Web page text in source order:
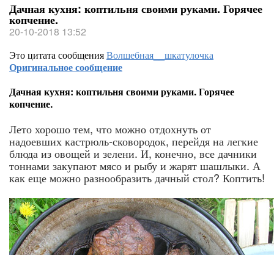
Дачная кухня: коптильня своими руками. Горячее
копчение.
20-10-2018 13:52
Это цитата сообщенияВолшебная__шкатулочка
Оригинальное сообщение
Дачная кухня: коптильня своими руками. Горячее
копчение.
Лето хорошо тем, что можно отдохнуть от
надоевших кастрюль-сковородок, перейдя на легкие
блюда из овощей и зелени. И, конечно, все дачники
тоннами закупают мясо и рыбу и жарят шашлыки. А
как еще можно разнообразить дачный стол? Коптить!